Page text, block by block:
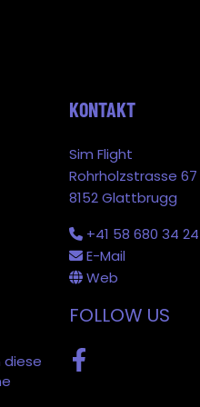
diese
KONTAKT
Sim Flight
Rohrholzstrasse 67
8152 Glattbrugg
+41 58 680 34 24
E-Mail
Web
FOLLOW US
Facebook